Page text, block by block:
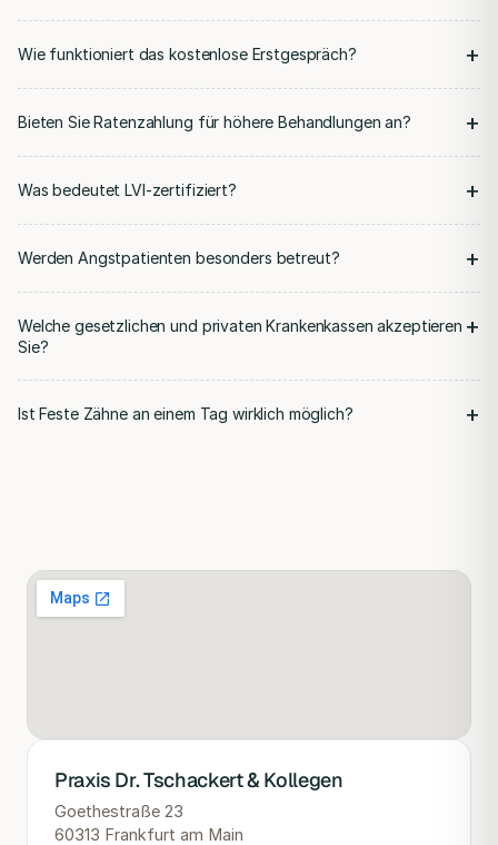
Wie funktioniert das kostenlose Erstgespräch? +
Bieten Sie Ratenzahlung für höhere Behandlungen an? +
Was bedeutet LVI-zertifiziert? +
Werden Angstpatienten besonders betreut? +
Welche gesetzlichen und privaten Krankenkassen akzeptieren
Sie?
+
Ist Feste Zähne an einem Tag wirklich möglich? +
Praxis Dr. Tschackert & Kollegen
Goethestraße 23
60313 Frankfurt am Main